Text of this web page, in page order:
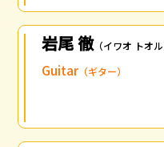
岩尾 徹（イワオ トオル
Guitar（ギター）